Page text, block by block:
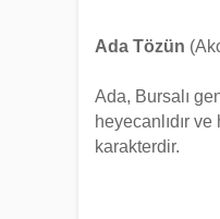
Ada Tözün
Ada, Bursalı
heyecanlıdır
karakterdir.